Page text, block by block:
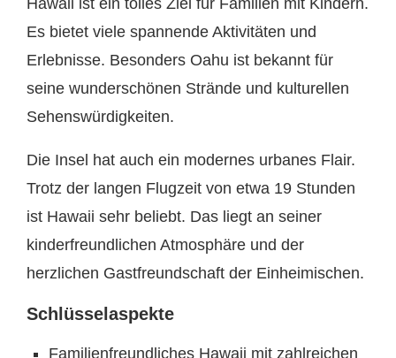
Es bietet viele spannende Aktivitäten und
Erlebnisse. Besonders Oahu ist bekannt für
seine wunderschönen Strände und kulturellen
Sehenswürdigkeiten.
Die Insel hat auch ein modernes urbanes Flair.
Trotz der langen Flugzeit von etwa 19 Stunden
ist Hawaii sehr beliebt. Das liegt an seiner
kinderfreundlichen Atmosphäre und der
herzlichen Gastfreundschaft der Einheimischen.
Schlüsselaspekte
Familienfreundliches Hawaii mit zahlreichen